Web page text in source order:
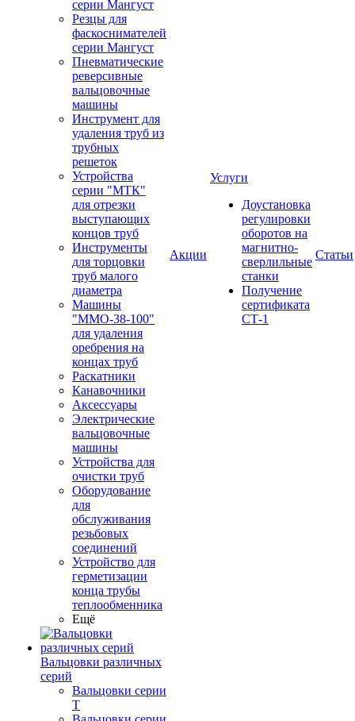
серии Мангуст
Резцы для
фаскоснимателей
серии Мангуст
Пневматические
реверсивные
вальцовочные
машины
Инструмент для
удаления труб из
трубных
решеток
Устройства
серии "МТК"
для отрезки
выступающих
концов труб
Инструменты
для торцовки
труб малого
диаметра
Машины
"ММО-38-100"
для удаления
оребрения на
концах труб
Раскатники
Канавочники
Аксессуары
Электрические
вальцовочные
машины
Устройства для
очистки труб
Оборудование
для
обслуживания
резьбовых
соединений
Устройство для
герметизации
конца трубы
теплообменника
Ещё
Вальцовки различных
серий
Вальцовки серии
Т
Акции
Услуги
Доустановка
регулировки
оборотов на
магнитно-
сверлильные
станки
Получение
сертификата
СТ-1
Статьи